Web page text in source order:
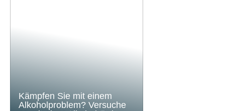
Kämpfen Sie mit einem
Alkoholproblem? Versuche